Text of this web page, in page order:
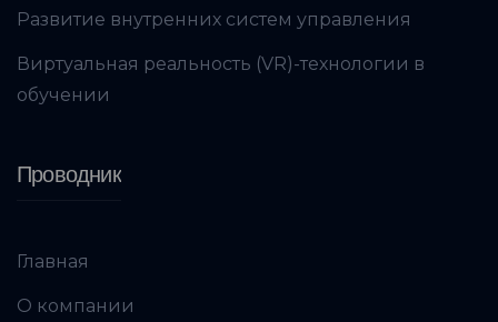
Развитие внутренних систем управления
Виртуальная реальность (VR)-технологии в
обучении
Проводник
Главная
О компании